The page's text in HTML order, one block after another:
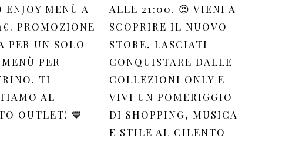
MENÙ A
PROMOZIONE
PER UN SOLO
PER
TI
AL
OUTLET! 💙
ALLE 21:00. 😍 VIENI A
SCOPRIRE IL NUOVO
STORE, LASCIATI
CONQUISTARE DALLE
COLLEZIONI ONLY E
VIVI UN POMERIGGIO
DI SHOPPING, MUSICA
E STILE AL CILENTO